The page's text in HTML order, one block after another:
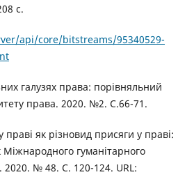
c.
api/core/bitstreams/95340529-
галузях права: порівняльний
права. 2020. №2. С.66-71.
як різновид присяги у праві:
гуманітарного
2020. № 48. С. 120-124. URL: